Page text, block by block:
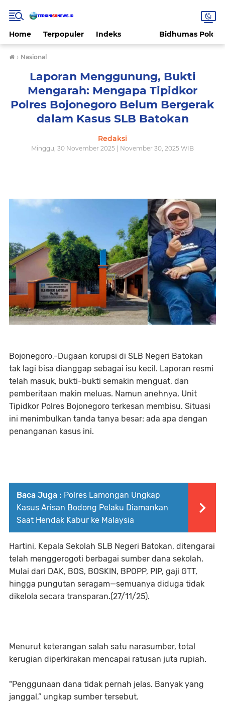
Home Terpopuler Indeks Bidhumas Polda
› Nasional
Laporan Menggunung, Bukti
Mengarah: Mengapa Tipidkor
Polres Bojonegoro Belum Bergerak
dalam Kasus SLB Batokan
Redaksi
Minggu, 30 November 2025 | November 30, 2025 WIB
Bojonegoro,-Dugaan korupsi di SLB Negeri Batokan
tak lagi bisa dianggap sebagai isu kecil. Laporan resmi
telah masuk, bukti-bukti semakin menguat, dan
pemberitaan makin meluas. Namun anehnya, Unit
Tipidkor Polres Bojonegoro terkesan membisu. Situasi
ini menimbulkan tanda tanya besar: ada apa dengan
penanganan kasus ini.
Baca Juga : Polres Lamongan Ungkap
Kasus Arisan Bodong Pelaku Diamankan
Saat Hendak Kabur ke Malaysia
Hartini, Kepala Sekolah SLB Negeri Batokan, ditengarai
telah menggerogoti berbagai sumber dana sekolah.
Mulai dari DAK, BOS, BOSKIN, BPOPP, PIP, gaji GTT,
hingga pungutan seragam—semuanya diduga tidak
dikelola secara transparan.(27/11/25).
Menurut keterangan salah satu narasumber, total
kerugian diperkirakan mencapai ratusan juta rupiah.
"Penggunaan dana tidak pernah jelas. Banyak yang
janggal,” ungkap sumber tersebut.